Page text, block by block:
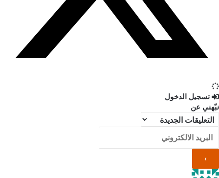
تسجيل الدخول
نبّهني عن